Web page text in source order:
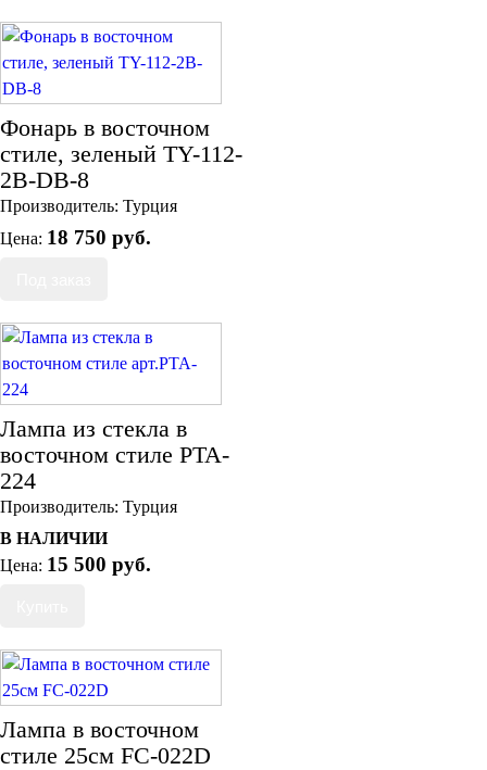
Фонарь в восточном
стиле, зеленый TY-112-
2B-DB-8
Производитель: Турция
Цена: 18 750 руб.
Лампа из стекла в
восточном стиле PTA-
224
Производитель: Турция
В НАЛИЧИИ
Цена: 15 500 руб.
Лампа в восточном
стиле 25см FC-022D